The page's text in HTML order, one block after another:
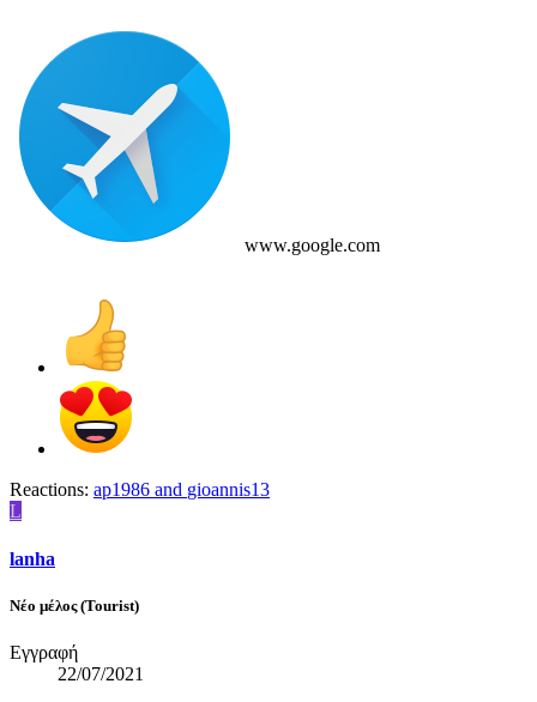
www.google.com
Reactions: ap1986 and gioannis13
L
lanha
Νέο μέλος (Tourist)
Εγγραφή
22/07/2021